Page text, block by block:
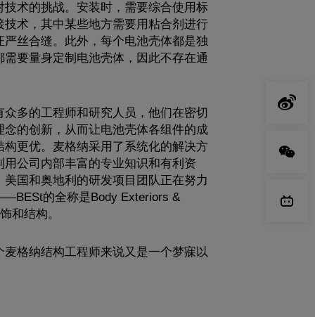
术的挑战。安装时，需要综合使用标
术，其中某些地方需要用粘合剂进行
丝合缝。此外，每个电池壳体都是独
要量身定制电池壳体，因此不存在通
多的工程师和研究人员，他们在密切
的创新，从而让电池壳体各组件的成
更优。麦格纳采用了系统化的解决方
公司内部丰富的专业知识和有利资
国和奥地利的研发项目团队正在努力
的全称是Body Exteriors &
和结构。
格纳结构工程师来说又是一个梦寐以